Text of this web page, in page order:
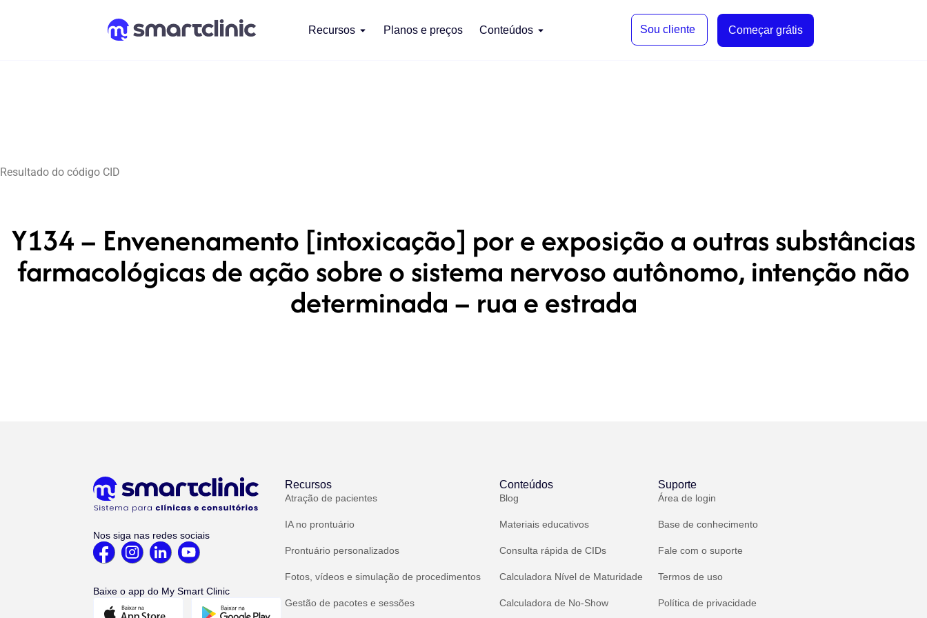
Recursos Planos e preços Conteúdos Sou cliente Começar grátis
Resultado do código CID
Y134 – Envenenamento [intoxicação] por e exposição a outras substâncias
farmacológicas de ação sobre o sistema nervoso autônomo, intenção não
determinada – rua e estrada
Nos siga nas redes sociais
Baixe o app do My Smart Clinic
Recursos
Atração de pacientes
IA no prontuário
Prontuário personalizados
Fotos, vídeos e simulação de procedimentos
Gestão de pacotes e sessões
Conteúdos
Blog
Materiais educativos
Consulta rápida de CIDs
Calculadora Nível de Maturidade
Calculadora de No-Show
Suporte
Área de login
Base de conhecimento
Fale com o suporte
Termos de uso
Política de privacidade